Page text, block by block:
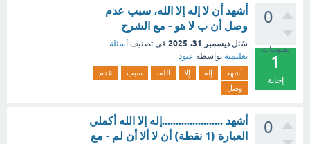
0
تصويتات
1
إجابة
أشهد أن لا إله إلا الله، سبب عدم
وصل أن ب لا هو - مع الشرح
سُئل ديسمبر 31، 2025 في تصنيف أسئلة
تعليمية بواسطة عبود
أشهد إله إلا الله، سبب
عدم
وصل
0
أشهد ......................إله إلا الله أكملي
العبارة (1 نقطة) أن لا ألا أن لم - مع